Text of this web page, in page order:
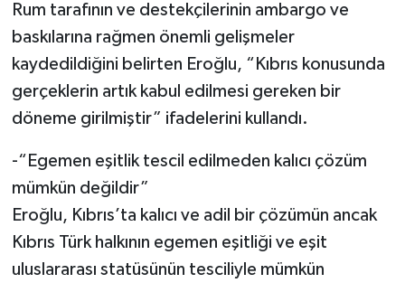
Rum tarafının ve destekçilerinin ambargo ve
baskılarına rağmen önemli gelişmeler
kaydedildiğini belirten Eroğlu, “Kıbrıs konusunda
gerçeklerin artık kabul edilmesi gereken bir
döneme girilmiştir” ifadelerini kullandı.
-“Egemen eşitlik tescil edilmeden kalıcı çözüm
mümkün değildir”
Eroğlu, Kıbrıs’ta kalıcı ve adil bir çözümün ancak
Kıbrıs Türk halkının egemen eşitliği ve eşit
uluslararası statüsünün tesciliyle mümkün